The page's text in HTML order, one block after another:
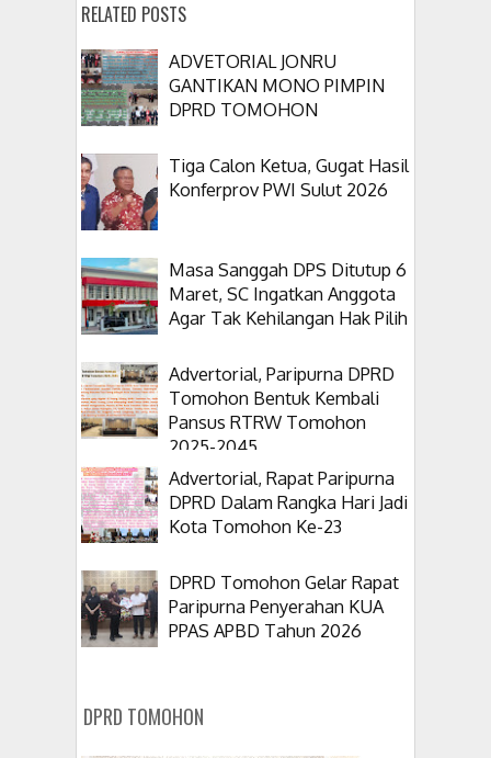
RELATED POSTS
ADVETORIAL JONRU
GANTIKAN MONO PIMPIN
DPRD TOMOHON
Tiga Calon Ketua, Gugat Hasil
Konferprov PWI Sulut 2026
Masa Sanggah DPS Ditutup 6
Maret, SC Ingatkan Anggota
Agar Tak Kehilangan Hak Pilih
Advertorial, Paripurna DPRD
Tomohon Bentuk Kembali
Pansus RTRW Tomohon
2025-2045
Advertorial, Rapat Paripurna
DPRD Dalam Rangka Hari Jadi
Kota Tomohon Ke-23
DPRD Tomohon Gelar Rapat
Paripurna Penyerahan KUA
PPAS APBD Tahun 2026
DPRD TOMOHON